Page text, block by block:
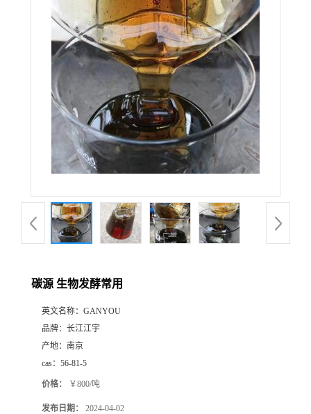
碳源 生物发酵常用
英文名称： GANYOU
品牌： 长江江宇
产地： 南京
cas： 56-81-5
价格： ￥800/吨
发布日期： 2024-04-02